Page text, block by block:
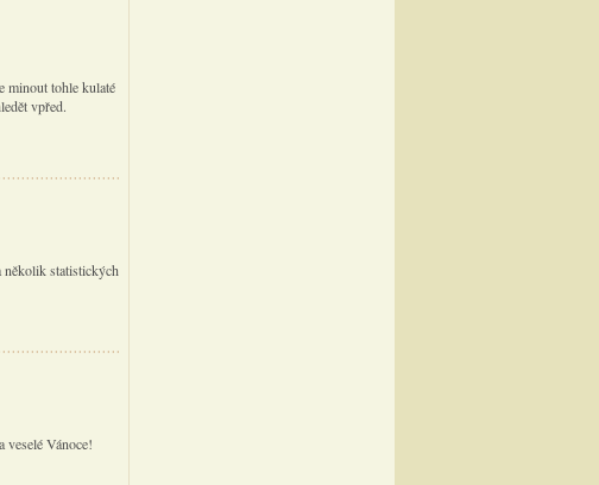
minout tohle kulaté
vpřed.
několik statistických
veselé Vánoce!